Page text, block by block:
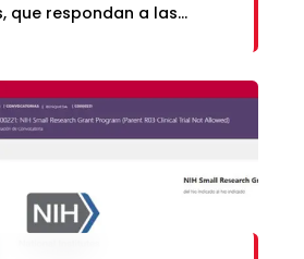
que respondan a las